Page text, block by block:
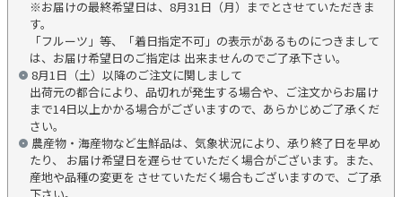
※お届けの最終希望日は、8月31日（月）までとさせていただきま
す。
「フルーツ」等、「着日指定不可」の表示があるものにつきまして
は、お届け希望日のご指定は 出来ませんのでご了承下さい。
8月1日（土）以降のご注文に関しまして
出荷元の都合により、品切れが発生する場合や、ご注文からお届け
まで14日以上かかる場合がございますので、あらかじめご了承くだ
さい。
農産物・海産物など生鮮品は、気象状況により、承り終了日を早め
たり、 お届け希望日を遅らせていただく場合がございます。また、
産地や品種の変更を させていただく場合もございますので、ご了承